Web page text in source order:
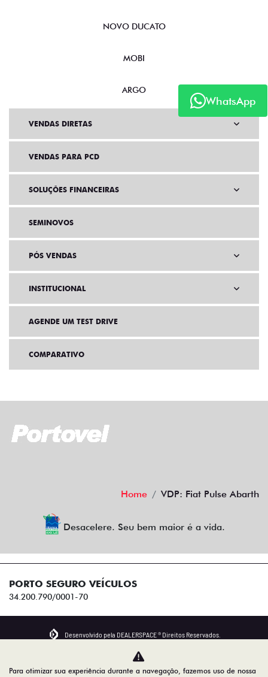
WhatsApp
NOVO DUCATO
MOBI
ARGO
VENDAS DIRETAS
VENDAS PARA PCD
SOLUÇÕES FINANCEIRAS
SEMINOVOS
PÓS VENDAS
INSTITUCIONAL
AGENDE UM TEST DRIVE
COMPARATIVO
Home VDP: Fiat Pulse Abarth
Desacelere. Seu bem maior é a vida.
PORTO SEGURO VEÍCULOS
34.200.790/0001-70
Desenvolvido pela DEALERSPACE ® Direitos Reservados.
Para otimizar sua experiência durante a navegação, fazemos uso de nossa